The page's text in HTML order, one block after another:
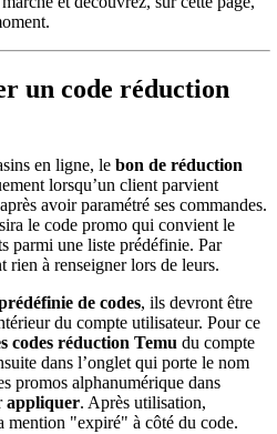
un code réduction
en ligne, le bon de réduction
lorsqu’un client parvient
avoir paramétré ses commandes.
le code promo qui convient le
parmi une liste prédéfinie. Par
rien à renseigner lors de leurs.
de codes, ils devront être
du compte utilisateur. Pour ce
codes réduction Temu du compte
dans l’onglet qui porte le nom
promos alphanumérique dans
appliquer. Après utilisation,
mention "expiré" à côté du code.